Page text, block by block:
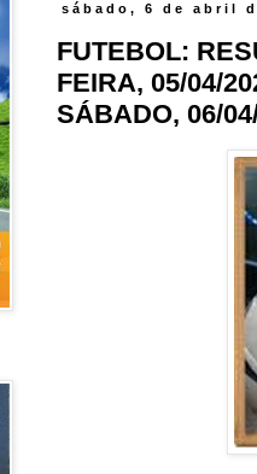
sábado, 6 de abril
FUTEBOL:
FEIRA, 05/04/
SÁBADO, 06/